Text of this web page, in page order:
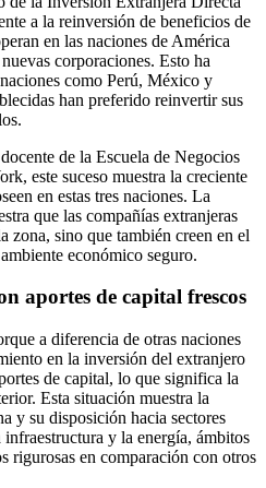
a la reinversión de beneficios de
en las naciones de América
corporaciones. Esto ha
como Perú, México y
han preferido reinvertir sus
de la Escuela de Negocios
este suceso muestra la creciente
en estas tres naciones. La
que las compañías extranjeras
zona, sino que también creen en el
económico seguro.
aportes de capital frescos
a diferencia de otras naciones
en la inversión del extranjero
de capital, lo que significa la
Esta situación muestra la
y su disposición hacia sectores
y la energía, ámbitos
rigurosas en comparación con otros